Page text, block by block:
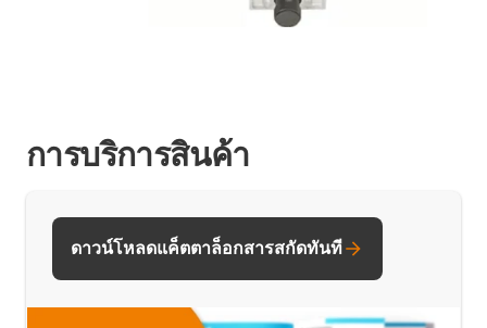
การบริการสินค้า
ดาวน์โหลดแค็ตตาล็อกสารสกัดทันที